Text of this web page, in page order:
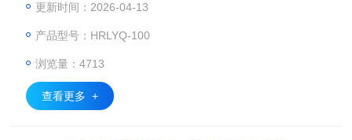
高； 4、集分流、过滤、排污于一体，功能齐全，运行稳定。
更新时间：2026-04-13
产品型号：HRLYQ-100
浏览量：4713
查看更多 +